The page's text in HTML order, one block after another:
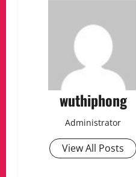
wuthiphong
Administrator
View All Posts